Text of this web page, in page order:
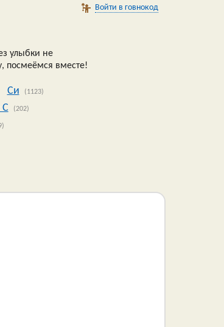
Войти в говнокод
улыбки не
посмеёмся вместе!
Си (1123)
(202)